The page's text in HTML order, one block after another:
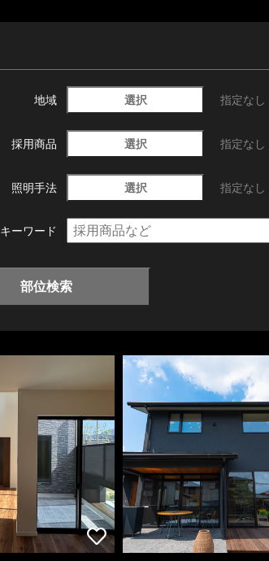
地域 選択 指定なし
採用商品 選択 指定なし
照明手法 選択 指定なし
キーワード
部位検索